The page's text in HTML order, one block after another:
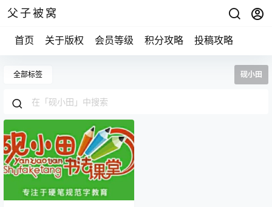
父子被窝
首页 关于版权 会员等级 积分攻略 投稿攻略
全部标签 砚小田